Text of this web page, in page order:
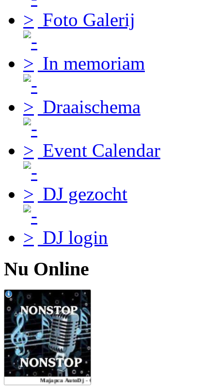
Foto Galerij
In memoriam
Draaischema
Event Calendar
DJ gezocht
DJ login
Nu Online